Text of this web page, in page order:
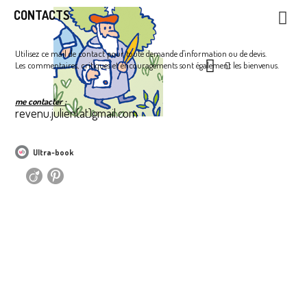
CONTACTS
Utilisez ce mail de contact pour toute demande d'information ou de devis.
Les commentaires, critiques et encouragements sont également les bienvenus.
me contacter :
revenu.julien(at)gmail.com
Ultra-book